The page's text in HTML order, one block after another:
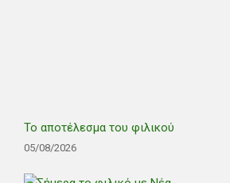
Το αποτέλεσμα του φιλικού
05/08/2026